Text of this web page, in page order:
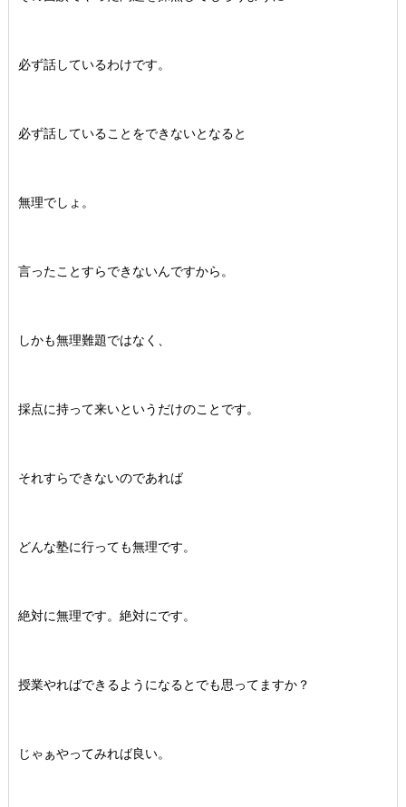
必ず話しているわけです。
必ず話していることをできないとなると
無理でしょ。
言ったことすらできないんですから。
しかも無理難題ではなく、
採点に持って来いというだけのことです。
それすらできないのであれば
どんな塾に行っても無理です。
絶対に無理です。絶対にです。
授業やればできるようになるとでも思ってますか？
じゃぁやってみれば良い。